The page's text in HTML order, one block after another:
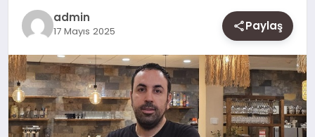
SAĞLIK
SPOR
YAŞAM
admin
17 Mayıs 2025 Paylaş